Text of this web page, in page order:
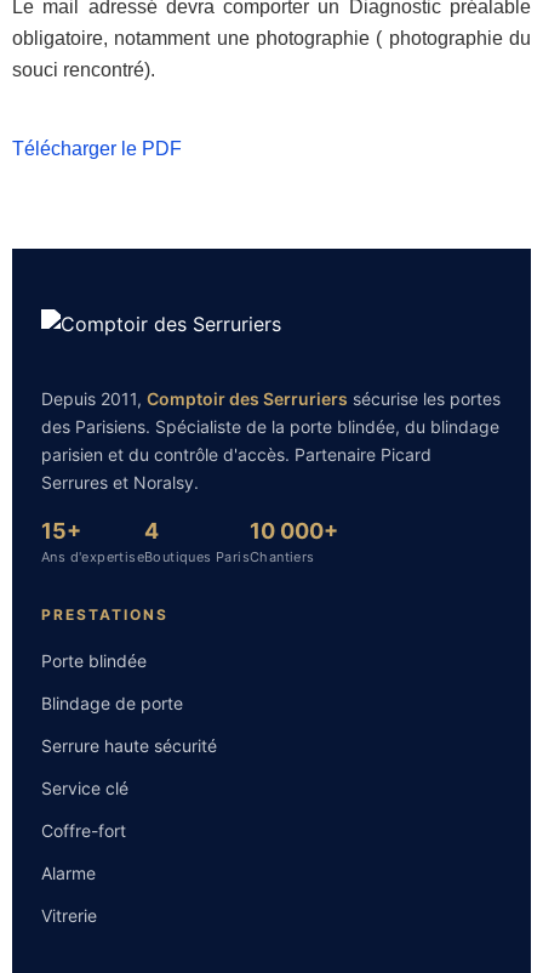
Le mail adressé devra comporter un Diagnostic préalable
obligatoire, notamment une photographie ( photographie du
souci rencontré).
Télécharger le PDF
Depuis 2011, Comptoir des Serruriers sécurise les portes
des Parisiens. Spécialiste de la porte blindée, du blindage
parisien et du contrôle d'accès. Partenaire Picard
Serrures et Noralsy.
15+
Ans d'expertise
4
Boutiques Paris
10 000+
Chantiers
PRESTATIONS
Porte blindée
Blindage de porte
Serrure haute sécurité
Service clé
Coffre-fort
Alarme
Vitrerie